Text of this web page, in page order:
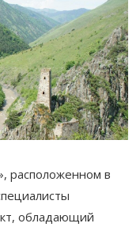
расположенном в
обладающий